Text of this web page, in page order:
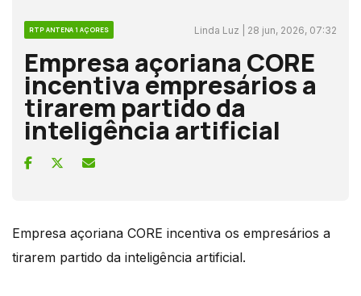
RTP ANTENA 1 AÇORES Linda Luz | 28 jun, 2026, 07:32
Empresa açoriana CORE
incentiva empresários a
tirarem partido da
inteligência artificial
Empresa açoriana CORE incentiva os empresários a
tirarem partido da inteligência artificial.